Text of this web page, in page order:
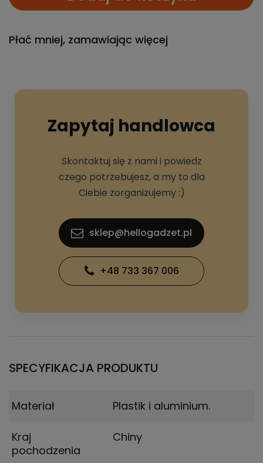
Płać mniej, zamawiając więcej
Zapytaj handlowca
Skontaktuj się z nami i powiedz
czego potrzebujesz, a my to dla
Ciebie zorganizujemy :)
sklep@hellogadzet.pl
+48 733 367 006
SPECYFIKACJA PRODUKTU
Materiał Plastik i aluminium.
Kraj
pochodzenia
Chiny